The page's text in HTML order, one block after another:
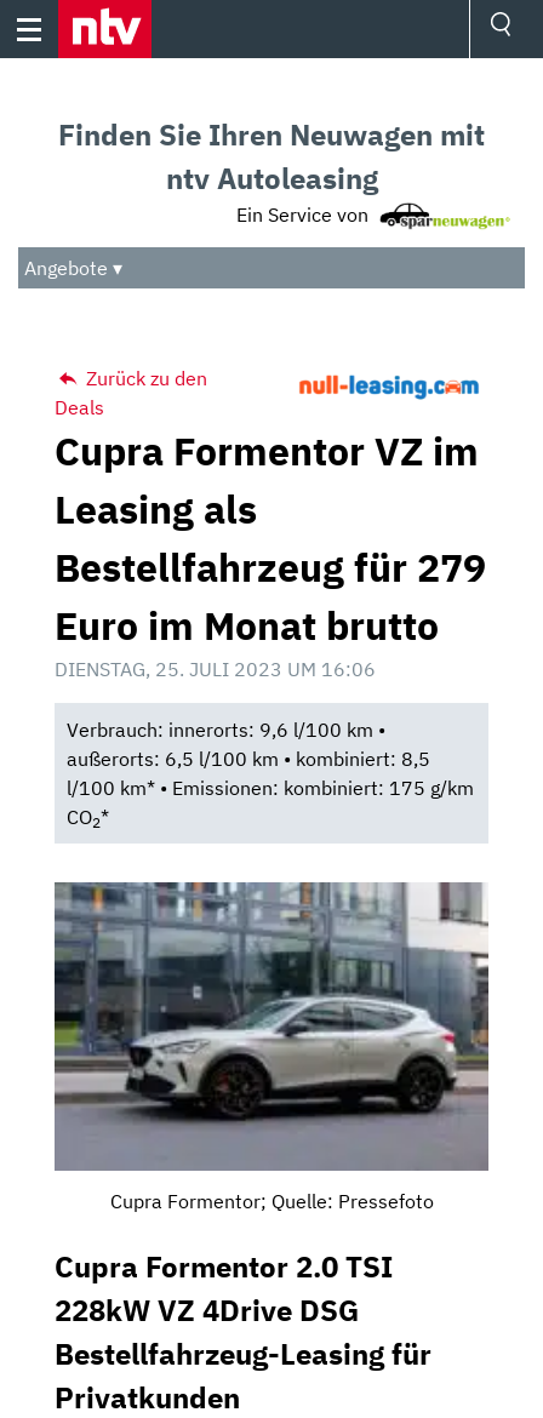
Skip
Audio
Das Beste
Finden Sie Ihren Neuwagen mit
ntv Autoleasing
Ein Service von
Angebote ▾
Zurück zu den
Deals
Cupra Formentor VZ im
Leasing als
Bestellfahrzeug für 279
Euro im Monat brutto
DIENSTAG, 25. JULI 2023 UM 16:06
Verbrauch: innerorts: 9,6 l/100 km •
außerorts: 6,5 l/100 km • kombiniert: 8,5
l/100 km* • Emissionen: kombiniert: 175 g/km
CO2*
Cupra Formentor; Quelle: Pressefoto
Cupra Formentor 2.0 TSI
228kW VZ 4Drive DSG
Bestellfahrzeug-Leasing für
Privatkunden